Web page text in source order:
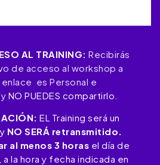
AL TRAINING: Recibirás
de acceso al workshop a
es Personal e
NO PUEDES compartirlo.
EL Training será un
NO SERÁ retransmitido.
al menos 3 horas el día de
a la hora y fecha indicada en